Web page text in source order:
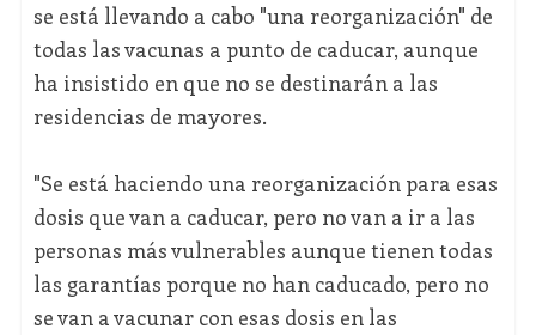
se está llevando a cabo "una reorganización" de
todas las vacunas a punto de caducar, aunque
ha insistido en que no se destinarán a las
residencias de mayores.
"Se está haciendo una reorganización para esas
dosis que van a caducar, pero no van a ir a las
personas más vulnerables aunque tienen todas
las garantías porque no han caducado, pero no
se van a vacunar con esas dosis en las